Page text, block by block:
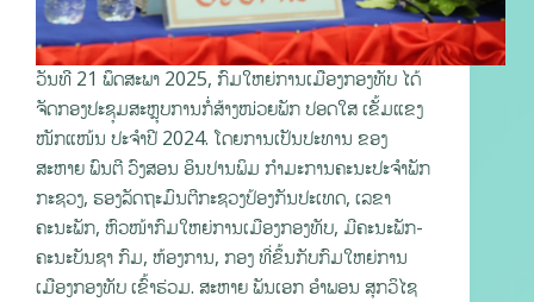
ວັນທີ 21 ພຶດສະພາ 2025, ກົມໃຫຍ່ການເມືອງກອງທັບ ໄດ້
ຈັດກອງປະຊຸມສະຫຼຸບການກໍ່ສ້າງໜ່ວຍພັກ ປອດໃສ ເຂັ້ມແຂງ
ໜັກແໜ້ນ ປະຈຳປີ 2024. ໂດຍການເປັນປະທານ ຂອງ
ສະຫາຍ ພົນຕີ ວົງສອນ ອິນປານພິມ ກໍາມະການຄະນະປະຈໍາພັກ
ກະຊວງ, ຮອງລັດຖະມົນຕີກະຊວງປ້ອງກັນປະເທດ, ເລຂາ
ຄະນະພັກ, ຫົວໜ້າກົມໃຫຍ່ການເມືອງກອງທັບ, ມີຄະນະພັກ-
ຄະນະບັນຊາ ກົມ, ຫ້ອງການ, ກອງ ທີ່ຂຶ້ນກັບກົມໃຫຍ່ການ
ເມືອງກອງທັບ ເຂົ້າຮ່ວມ. ສະຫາຍ ພັນເອກ ອໍາພອນ ສຸກວິໄຊ